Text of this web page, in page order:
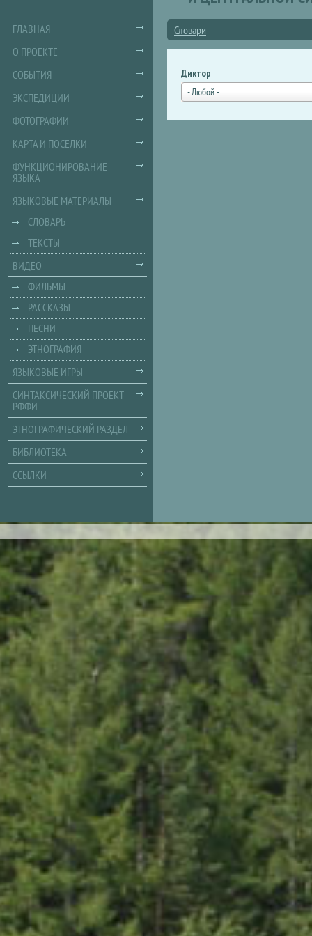
Словари
Диктор
- Любой -
ГЛАВНАЯ
О ПРОЕКТЕ
СОБЫТИЯ
ЭКСПЕДИЦИИ
ФОТОГРАФИИ
КАРТА И ПОСЕЛКИ
ФУНКЦИОНИРОВАНИЕ
ЯЗЫКА
ЯЗЫКОВЫЕ МАТЕРИАЛЫ
СЛОВАРЬ
ТЕКСТЫ
ВИДЕО
ФИЛЬМЫ
РАССКАЗЫ
ПЕСНИ
ЭТНОГРАФИЯ
ЯЗЫКОВЫЕ ИГРЫ
СИНТАКСИЧЕСКИЙ ПРОЕКТ
РФФИ
ЭТНОГРАФИЧЕСКИЙ РАЗДЕЛ
БИБЛИОТЕКА
ССЫЛКИ